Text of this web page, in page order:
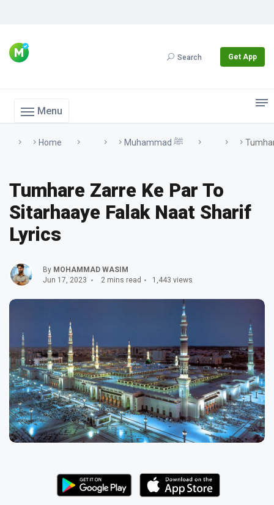
Search Get App
Menu
Home Muhammad ﷺ
Tumhare Zarre Ke Par To
Sitarhaaye Falak Naat Sharif
Lyrics
By MOHAMMAD WASIM
Jun 17, 2023
2 mins read 1,443 views